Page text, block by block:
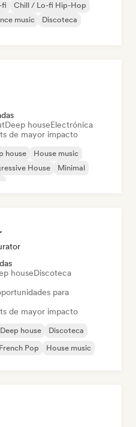
fi
Chill / Lo-fi Hip-Hop
music
Discoteca
Deep houseElectrónica
de mayor impacto
house
House music
House
Minimal
houseDiscoteca
para
de mayor impacto
Deep house
Discoteca
French Pop House music